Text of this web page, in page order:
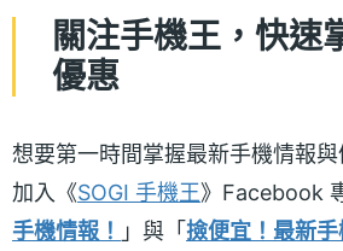
關注手機王，快速
優惠
想要第一時間掌握最新手機情報
加入《SOGI 手機王》Facebook
手機情報！ 」與「 撿便宜！最新